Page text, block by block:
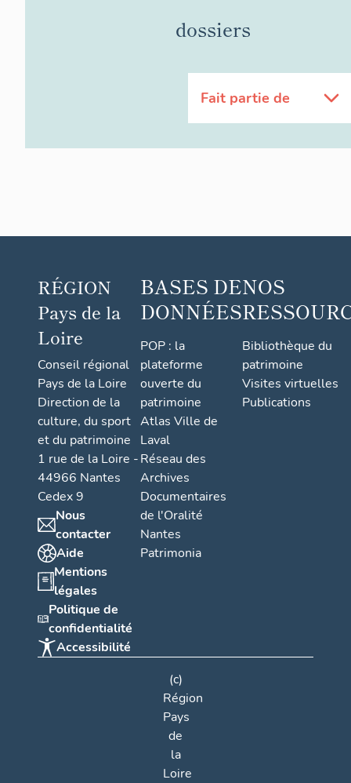
dossiers
Fait partie de
RÉGION
Pays de la
Loire
Conseil régional
Pays de la Loire
Direction de la
culture, du sport
et du patrimoine
1 rue de la Loire -
44966 Nantes
Cedex 9
Nous
contacter
Aide
Mentions
légales
Politique de
confidentialité
Accessibilité
BASES DE
DONNÉES
POP : la
plateforme
ouverte du
patrimoine
Atlas Ville de
Laval
Réseau des
Archives
Documentaires
de l'Oralité
Nantes
Patrimonia
NOS
Bibliothèque du
patrimoine
Visites virtuelles
Publications
(c)
Région
Pays
de
la
Loire